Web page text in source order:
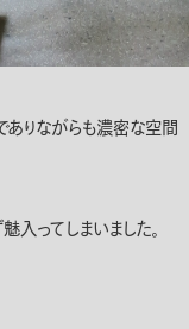
ありながらも濃密な空間
入ってしまいました。